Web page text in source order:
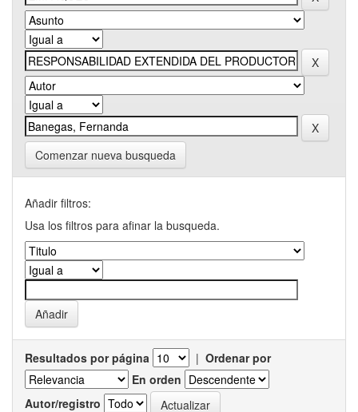
Comenzar nueva busqueda
Añadir filtros:
Usa los filtros para afinar la busqueda.
Resultados por página | Ordenar por
En orden
Autor/registro